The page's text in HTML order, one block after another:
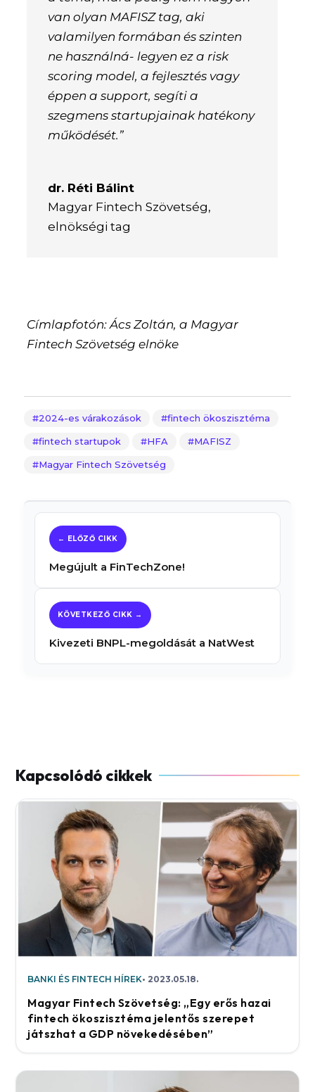
van olyan MAFISZ tag, aki
valamilyen formában és szinten
ne használná- legyen ez a risk
scoring model, a fejlesztés vagy
éppen a support, segíti a
szegmens startupjainak hatékony
működését.”
dr. Réti Bálint
Magyar Fintech Szövetség,
elnökségi tag
Címlapfotón: Ács Zoltán, a Magyar
Fintech Szövetség elnöke
2024-es várakozások fintech ökoszisztéma
fintech startupok HFA MAFISZ
Magyar Fintech Szövetség
Megújult a FinTechZone!
Kivezeti BNPL-megoldását a NatWest
BANKI ÉS FINTECH HÍREK 2023.05.18.
Magyar Fintech Szövetség: „Egy erős hazai
fintech ökoszisztéma jelentős szerepet
játszhat a GDP növekedésében”